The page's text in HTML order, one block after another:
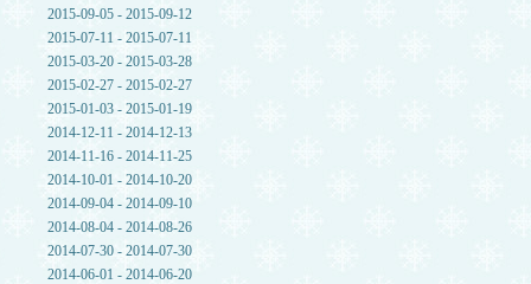
2015-09-05 - 2015-09-12
2015-07-11 - 2015-07-11
2015-03-20 - 2015-03-28
2015-02-27 - 2015-02-27
2015-01-03 - 2015-01-19
2014-12-11 - 2014-12-13
2014-11-16 - 2014-11-25
2014-10-01 - 2014-10-20
2014-09-04 - 2014-09-10
2014-08-04 - 2014-08-26
2014-07-30 - 2014-07-30
2014-06-01 - 2014-06-20